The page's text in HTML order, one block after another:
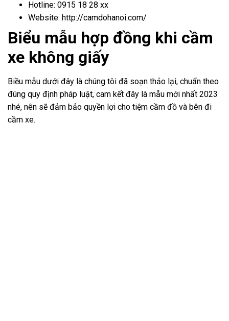
Hotline: 0915 18 28 xx
Website: http://camdohanoi.com/
Biểu mẫu hợp đồng khi cầm
xe không giấy
Biều mẫu dưới đây là chúng tôi đã soạn thảo lại, chuẩn theo
đúng quy định pháp luật, cam kết đây là mẫu mới nhất 2023
nhé, nên sẽ đảm bảo quyền lợi cho tiệm cầm đồ và bên đi
cầm xe.